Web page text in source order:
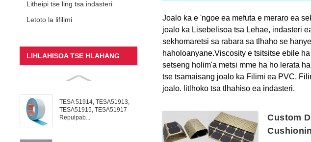
Litheipi tse ling tsa indasteri
Letoto la lifilimi
LIHLAHISOA TSE HLAHANG
TESA 51914, TESA51913,
TESA51915, TESA51917
Repulpab...
Joalo ka e 'ngoe ea mefuta e meraro ea
joalo ka Lisebelisoa tsa Lehae, indasteri
sekhomaretsi sa rabara sa tlhaho se
haholoanyane.Viscosity e tsitsitse ebile
setseng holim'a metsi mme ha ho lerata
tse tsamaisang joalo ka Filimi ea PVC,
joalo. litlhoko tsa tlhahiso ea indasteri.
Custom